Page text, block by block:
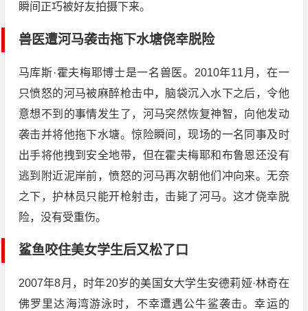
瞬间正巧被好友拍摄下来。
兽医遭河马袭击拖下水塘侥幸脱险
马库斯·霍夫梅耶博士是一名兽医。2010年11月，在一
只愤怒的河马被麻醉枪击中，脑袋沉入水下之后，令他
意想不到的事情发生了，河马突然恢复神智，向他发动
袭击并将他拖下水塘。惊险瞬间，现场的一名同事及时
出手将他拽到安全地带，但在霍夫梅耶和布鲁恩还没有
逃到附近泥岸前，愤怒的河马再次朝他们冲向来。无奈
之下，护林员只能开枪射击，击毙了河马。这才侥幸脱
险，没有受重伤。
鲨鱼咬住美女学生后又松了口
2007年8月，时年20岁的美国女大学生安德莉娅·林奇在
佛罗里达海湾游泳时，不幸遭遇公牛鲨袭击。幸运的